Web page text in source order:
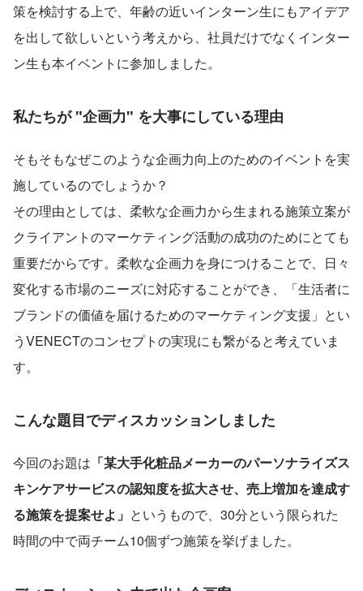
策を検討する上で、年齢の近いインターン生にもアイデア
を出して欲しいという考えから、社員だけでなくインター
ン生も本イベントに参加しました。
私たちが "企画力" を大事にしている理由
そもそもなぜこのような企画力向上のためのイベントを実
施しているのでしょうか？
その理由としては、柔軟な企画力から生まれる施策立案が
クライアントのマーケティング活動の成功のためにとても
重要だからです。柔軟な企画力を身につけることで、日々
変化する市場のニーズに対応することができ、「生活者に
ブランドの価値を届けるためのマーケティング支援」とい
うVENECTのコンセプトの実現にも繋がると考えていま
す。
こんな題目でディスカッションしました
今回のお題は 「某大手化粧品メーカーのパーソナライズス
キンケアサービスの認知度を拡大させ、売上増加を達成す
る施策を提案せよ」 というもので、30分という限られた
時間の中で両チーム10個ずつ施策を挙げました。